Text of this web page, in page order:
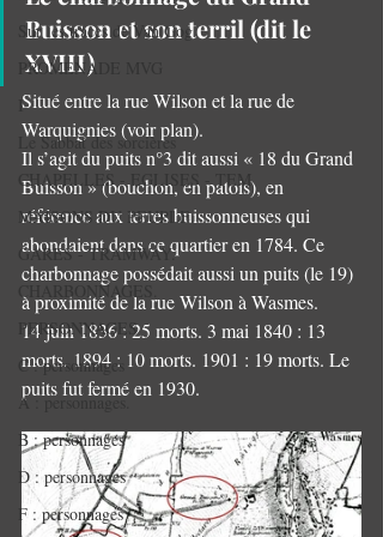
Sur les traces de Van Gog
PROMENADE MVG
I
Le Sabbat des sorcières
CHAPELLES - EGLISES - TEM
MAISONS DU PEUPLE.
GARES - TRAMWAY.
CHARBONNAGES.
PERSONNAGES
C : personnages
A : personnages.
B : personnages
D : personnages
F : personnages
Buisson et son terril (dit le
XVIII)
Situé entre la rue Wilson et la rue de
Warquignies (voir plan).
Il s’agit du puits n°3 dit aussi « 18 du Grand
Buisson » (bouchon, en patois), en
référence aux terres buissonneuses qui
abondaient dans ce quartier en 1784. Ce
charbonnage possédait aussi un puits (le 19)
à proximité de la rue Wilson à Wasmes.
14 juin 1836 : 25 morts. 3 mai 1840 : 13
morts. 1894 : 10 morts. 1901 : 19 morts. Le
puits fut fermé en 1930.